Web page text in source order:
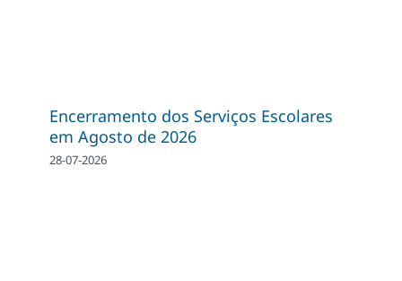
Encerramento dos Serviços Escolares
em Agosto de 2026
28-07-2026